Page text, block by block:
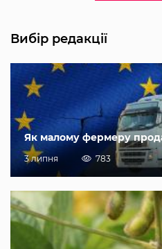
Вибір редакції
Як малому фермеру
3 липня 783